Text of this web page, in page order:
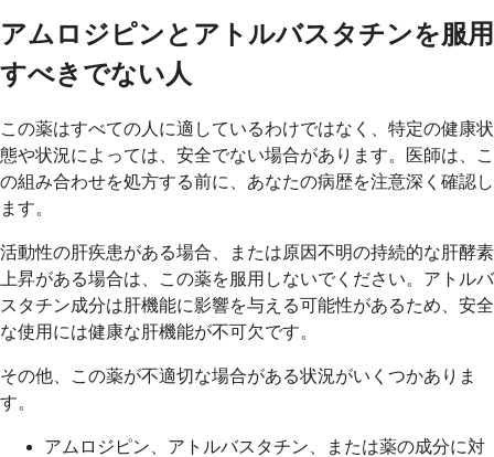
アムロジピンとアトルバスタチンを服用
すべきでない人
この薬はすべての人に適しているわけではなく、特定の健康状
態や状況によっては、安全でない場合があります。医師は、こ
の組み合わせを処方する前に、あなたの病歴を注意深く確認し
ます。
活動性の肝疾患がある場合、または原因不明の持続的な肝酵素
上昇がある場合は、この薬を服用しないでください。アトルバ
スタチン成分は肝機能に影響を与える可能性があるため、安全
な使用には健康な肝機能が不可欠です。
その他、この薬が不適切な場合がある状況がいくつかありま
す。
アムロジピン、アトルバスタチン、または薬の成分に対